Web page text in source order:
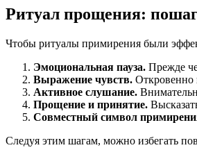
Ритуал прощения:
Чтобы ритуалы примирения были
Эмоциональная пауза. Прежде
Выражение чувств. Откровенно
Активное слушание.
Прощение и принятие.
Совместный символ
Следуя этим шагам, можно избегать